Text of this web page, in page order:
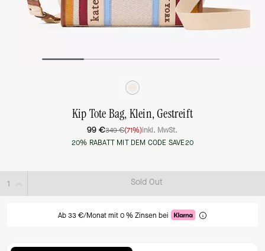
Kip Tote Bag, Klein, Gestreift
99 €349 €(71%)inkl. MwSt.
20% RABATT MIT DEM CODE SAVE20
Sold Out
Ab 33 €/Monat mit 0 % Zinsen bei